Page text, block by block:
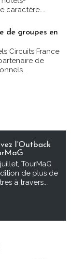
caractère....
de groupes en
Circuits France
de
l’Outback
TourMaG
de plus de
à travers...